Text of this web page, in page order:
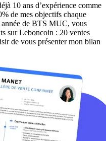
10 ans d’expérience comme
de mes objectifs chaque
année de BTS MUC, vous
sur Leboncoin : 20 ventes
de vous présenter mon bilan